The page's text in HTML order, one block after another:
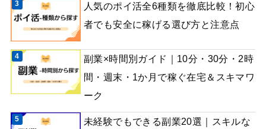
人気のポイ活全6種類を徹底比較！初心
者でも安全に稼げる選び方と注意点
副業×時間別ガイド｜10分・30分・2時
間・週末・1か月で稼ぐ在宅＆スキマワ
ーク
未経験でもできる副業20選｜スキルな